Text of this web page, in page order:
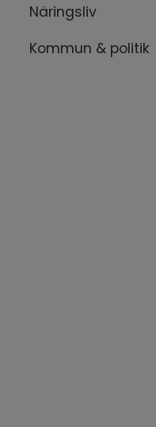
Näringsliv
Kommun & politik